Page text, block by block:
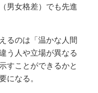
男女格差）でも先進
るのは「温かな人間
う人や立場が異なる
すことができるかと
になる。